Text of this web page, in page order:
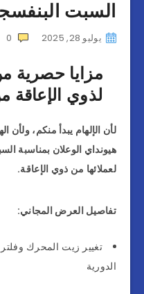
السبت
يوليو 28, 2025 0
مزايا حصرية
لذوي الإعاقة من 26 إلى 31
لأن الإلهام يبدأ منكم،
هيونداي الوعلان بمناسبة
لعملائها من ذوي الإعاقة.
تفاصيل العرض المجاني:
تغيير زيت المحرك
الدورية